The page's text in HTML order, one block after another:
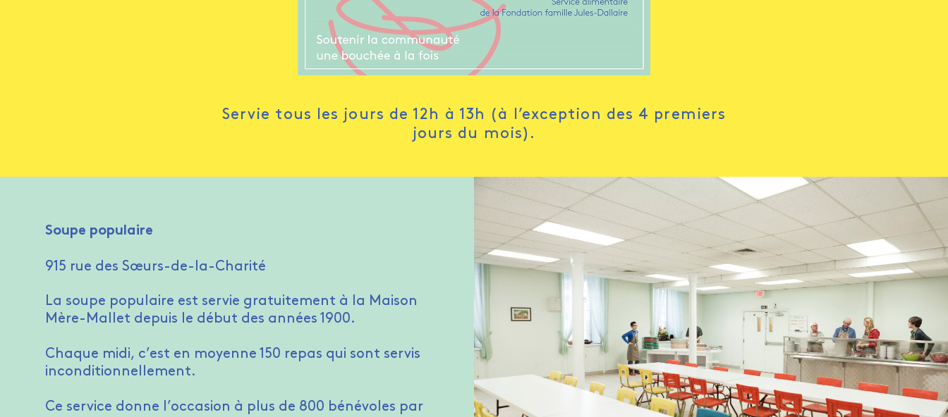
Servie tous les jours de 12h à 13h (à l’exception des 4 premiers
jours du mois).
Soupe populaire
915 rue des Sœurs-de-la-Charité
La soupe populaire est servie gratuitement à la Maison
Mère-Mallet depuis le début des années 1900.
Chaque midi, c’est en moyenne 150 repas qui sont servis
inconditionnellement.
Ce service donne l’occasion à plus de 800 bénévoles par